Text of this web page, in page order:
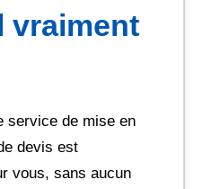
vraiment
service de mise en
devis est
vous, sans aucun